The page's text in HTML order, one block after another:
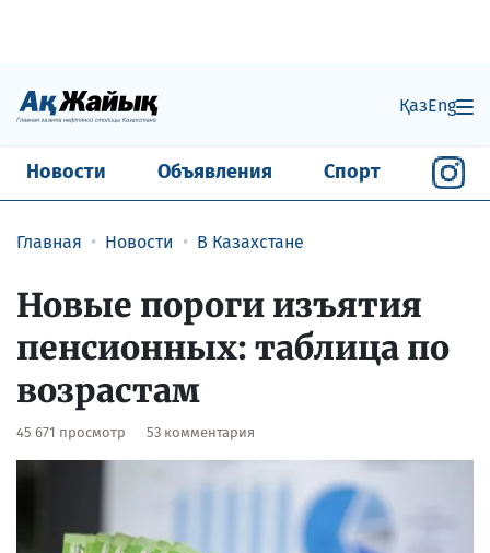
ҚазEng
Новости Объявления Спорт
Главная Новости В Казахстане
Новые пороги изъятия
пенсионных: таблица по
возрастам
45 671 просмотр 53 комментария